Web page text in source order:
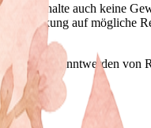
Inhalte auch keine
Verlinkung auf mögliche
Bei Bekanntwerden von